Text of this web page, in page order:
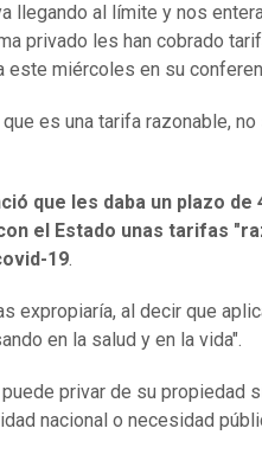
llegando al límite y nos
privado les han cobrado
este miércoles en su
es una tarifa razonable,
que les daba un plazo de
el
Estado unas tarifas
19.
expropiaría, al decir que
en la salud y en la vida".
privar de su propiedad
nacional o necesidad